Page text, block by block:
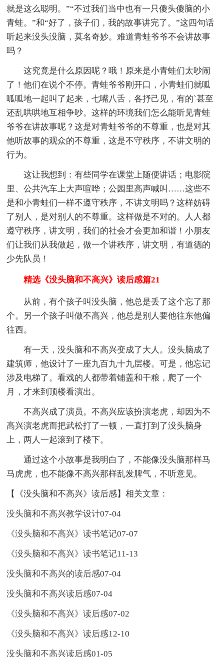
就是这么聪明。”“不过我们当中也有一只傻头傻脑的小
青蛙。”和“好了，孩子们，我的故事讲完了。”这四句话
听起来没头没脑，莫名奇妙。难道青蛙爷爷不会讲故事
吗？
这究竟是什么原因呢？哦！原来是小青蛙们太吵闹
了！他们在说个不停。青蛙爷爷刚开口，小青蛙们就呱
呱呱地一起叫了起来，七嘴八舌，各抒己见，有的`甚至
还乱哄哄地互相争吵。这样的环境我们怎么能听见青蛙
爷爷在讲故事呢？这是对青蛙爷爷的不尊重，也是对其
他听故事的观众的不尊重，这是不守秩序，不讲文明的
行为。
这让我想到：有些同学在课堂上随便讲话；电影院
里、公共汽车上大声喧哗；公园里高声喊叫……这些不
是和小青蛙们一样不遵守秩序，不讲文明吗？这样妨碍
了别人，是对别人的不尊重。这样做是不对的。人人都
遵守秩序，讲文明，我们的社会才会更加和谐！小朋友
们让我们从我做起，做一个讲秩序，讲文明，有道德的
少先队员！
精选《没头脑和不高兴》读后感篇21
从前，有个孩子叫没头脑，他总是丢了这个忘了那
个。另一个孩子叫做不高兴，他总是别人要他往东他偏
往西。
有一天，没头脑和不高兴变成了大人。没头脑成了
建筑师，他设计了一座九百九十九层楼。可是，他忘记
涉及电梯了。看戏的人都带着铺盖和干粮，爬了一个
月，才来到顶楼看演出。
不高兴成了演员。不高兴应该扮演老虎，却因为不
高兴演老虎而把武松打了一顿，一直打到了没头脑身
上，两人一起滚到了楼下。
通过这个小故事是我明白了，不能像没头脑那样马
马虎虎，也不能像不高兴那样乱发脾气，不听意见。
【《没头脑和不高兴》读后感】相关文章：
没头脑和不高兴教学设计07-04
《没头脑和不高兴》读书笔记07-07
《没头脑和不高兴》读书笔记11-13
没头脑和不高兴的读后感07-04
没头脑和不高兴读后感07-04
《没头脑和不高兴》读后感07-02
《没头脑和不高兴》读后感12-10
没头脑和不高兴读后感01-05